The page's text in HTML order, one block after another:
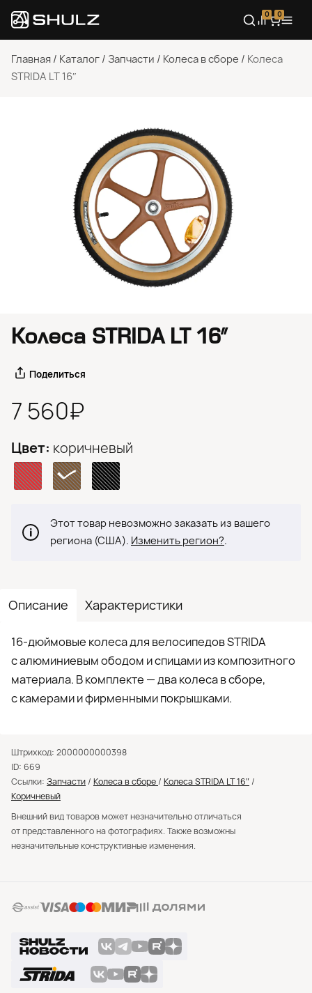
0 0
Главная / Каталог / Запчасти / Колеса в сборе / Колеса
STRIDA LT 16″
Описание Характеристики
16-дюймовые колеса для велосипедов STRIDA
с алюминиевым ободом и спицами из композитного
материала. В комплекте — два колеса в сборе,
с камерами и фирменными покрышками.
Колеса STRIDA LT 16″
Поделиться
7 560₽
Цвет: коричневый
Этот товар невозможно заказать из вашего
региона (США). Изменить регион?.
Штрихкод: 2000000000398
ID: 669
Ссылки: Запчасти / Колеса в сборе / Колеса STRIDA LT 16″ /
Коричневый
Внешний вид товаров может незначительно отличаться
от представленного на фотографиях. Также возможны
незначительные конструктивные изменения.